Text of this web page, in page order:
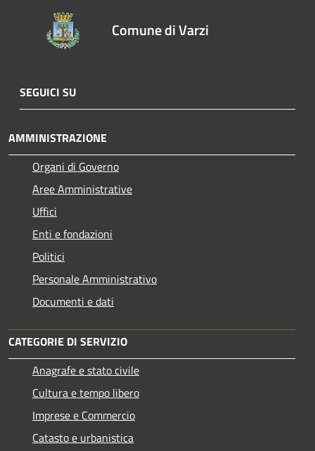
Comune di Varzi
SEGUICI SU
AMMINISTRAZIONE
Organi di Governo
Aree Amministrative
Uffici
Enti e fondazioni
Politici
Personale Amministrativo
Documenti e dati
CATEGORIE DI SERVIZIO
Anagrafe e stato civile
Cultura e tempo libero
Imprese e Commercio
Catasto e urbanistica